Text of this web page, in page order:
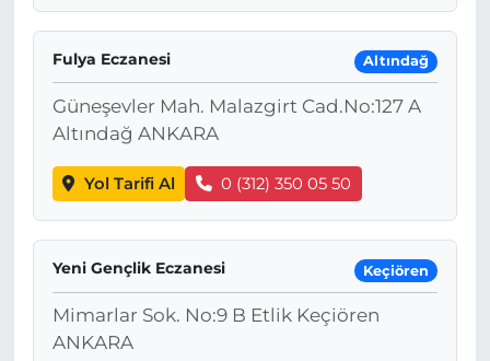
Fulya Eczanesi Altındağ
Güneşevler Mah. Malazgirt Cad.No:127 A
Altındağ ANKARA
Yol Tarifi Al 0 (312) 350 05 50
Yeni Gençlik Eczanesi Keçiören
Mimarlar Sok. No:9 B Etlik Keçiören
ANKARA